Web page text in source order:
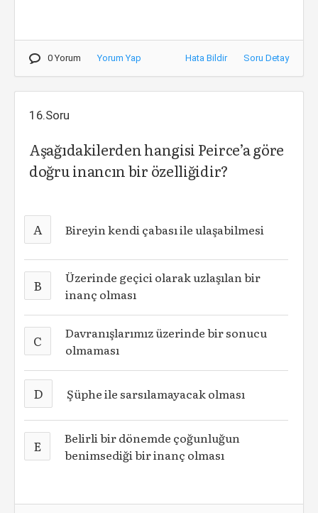
0 Yorum Yorum Yap Hata Bildir Soru Detay
16.Soru
Aşağıdakilerden hangisi Peirce’a göre
doğru inancın bir özelliğidir?
A Bireyin kendi çabası ile ulaşabilmesi
B
Üzerinde geçici olarak uzlaşılan bir
inanç olması
C
Davranışlarımız üzerinde bir sonucu
olmaması
D Şüphe ile sarsılamayacak olması
E
Belirli bir dönemde çoğunluğun
benimsediği bir inanç olması